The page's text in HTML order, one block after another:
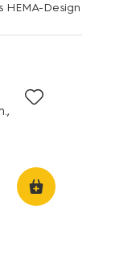
HEMA-Design